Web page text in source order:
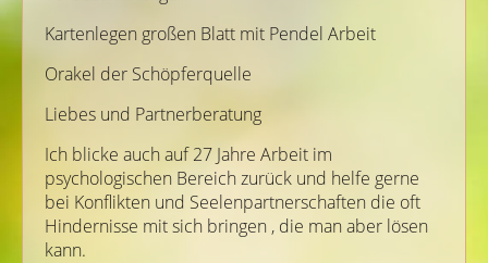
Kartenlegen großen Blatt mit Pendel Arbeit
Orakel der Schöpferquelle
Liebes und Partnerberatung
Ich blicke auch auf 27 Jahre Arbeit im
psychologischen Bereich zurück und helfe gerne
bei Konflikten und Seelenpartnerschaften die oft
Hindernisse mit sich bringen , die man aber lösen
kann.